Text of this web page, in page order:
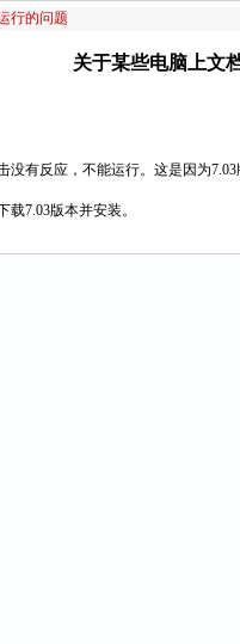
行的问题
关于某些电脑上文
有反应，不能运行。这是因为
7.03版本并安装。